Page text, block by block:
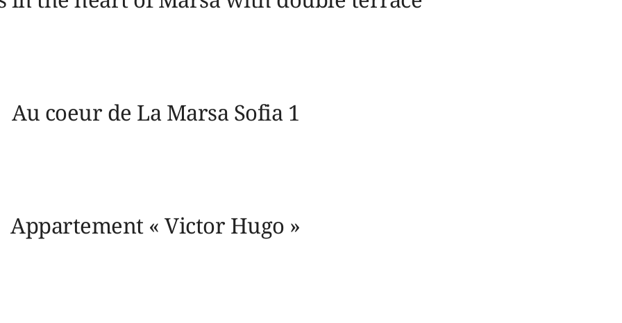
Au coeur de La Marsa Sofia 1
Appartement « Victor Hugo »